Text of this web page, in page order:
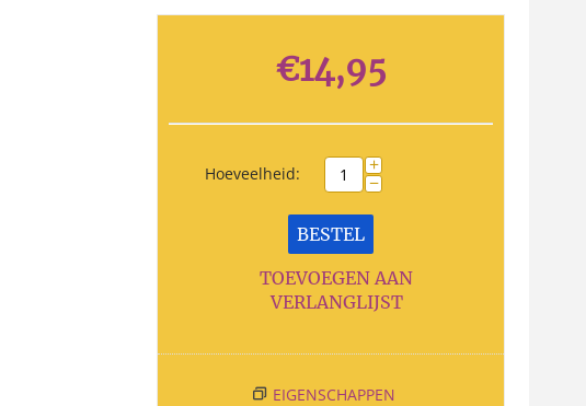
€14,95
Hoeveelheid: +
−
BESTEL
TOEVOEGEN AAN
VERLANGLIJST
EIGENSCHAPPEN